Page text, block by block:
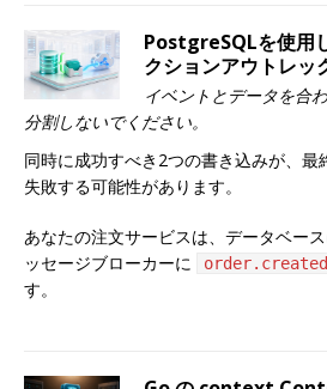
PostgreSQLを使用
クションアウトレッ
イベントとデータを合
分割しないでください。
同時に成功すべき2つの書き込みが、最
失敗する可能性があります。
あなたの注文サービスは、データベー
ッセージブローカーに
order.created
す。